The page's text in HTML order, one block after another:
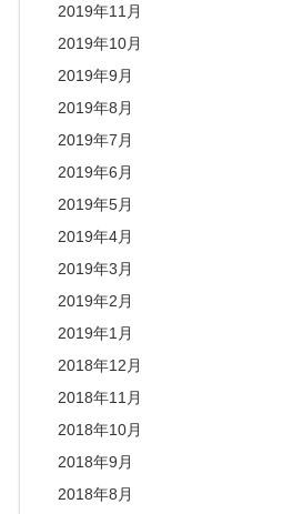
2019年11月
2019年10月
2019年9月
2019年8月
2019年7月
2019年6月
2019年5月
2019年4月
2019年3月
2019年2月
2019年1月
2018年12月
2018年11月
2018年10月
2018年9月
2018年8月